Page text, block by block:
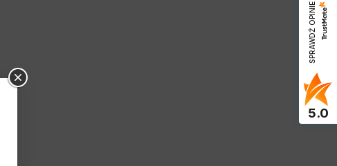
SPRAWDŹ OPINIE
5.0